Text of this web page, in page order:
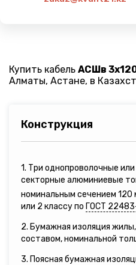
Купить кабель АСШв
Алматы, Астане, в
Конструкция
1. Три однопроволочные
секторные алюминиевые
номинальным сечением 120
или 2 классу по ГОСТ
2. Бумажная изоляция
составом, номинальной
3. Поясная бумажная